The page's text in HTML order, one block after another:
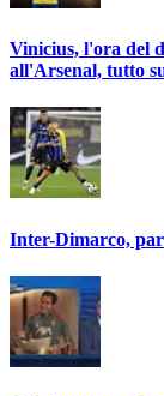
Vinicius, l'ora del
all'Arsenal, tutto
Inter-Dimarco,